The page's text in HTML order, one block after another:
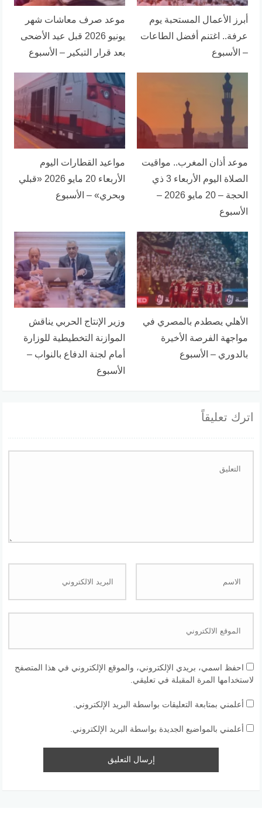
موعد صرف معاشات شهر
يونيو 2026 قبل عيد الأضحى
بعد قرار التبكير – الأسبوع
أبرز الأعمال المستحبة يوم
عرفة.. اغتنم أفضل الطاعات
– الأسبوع
مواعيد القطارات اليوم
الأربعاء 20 مايو 2026 «قبلي
وبحري» – الأسبوع
موعد أذان المغرب.. مواقيت
الصلاة اليوم الأربعاء 3 ذي
الحجة – 20 مايو 2026 –
الأسبوع
وزير الإنتاج الحربي يناقش
الموازنة التخطيطية للوزارة
أمام لجنة الدفاع بالنواب –
الأسبوع
الأهلي يصطدم بالمصري في
مواجهة الفرصة الأخيرة
بالدوري – الأسبوع
اترك تعليقاً
احفظ اسمي، بريدي الإلكتروني، والموقع الإلكتروني في هذا المتصفح
لاستخدامها المرة المقبلة في تعليقي.
أعلمني بمتابعة التعليقات بواسطة البريد الإلكتروني.
أعلمني بالمواضيع الجديدة بواسطة البريد الإلكتروني.